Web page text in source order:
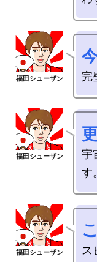
宇
こ
ス